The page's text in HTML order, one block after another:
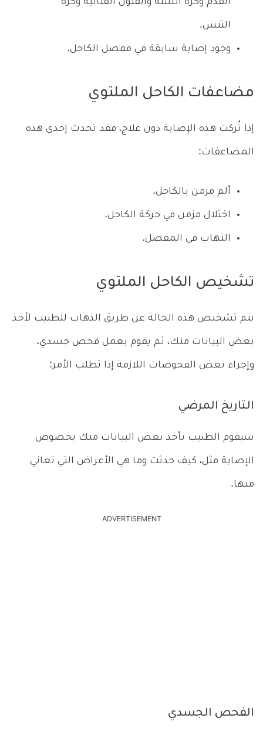
التنس.
وجود إصابة سابقة في مفصل الكاحل.
مضاعفات الكاحل الملتوي
إذا تُركت هذه الإصابة دون علاج، فقد تحدث إحدى هذه
المضاعفات:
ألم مزمن بالكاحل.
اختلال مزمن في حركة الكاحل.
التهاب في المفصل.
تشخيص الكاحل الملتوي
يتم تشخيص هذه الحالة عن طريق الذهاب للطبيب لأخذ
بعض البيانات منك، ثم يقوم بعمل فحص جسدي،
وإجراء بعض الفحوصات اللازمة إذا تطلب الأمر:
التاريخ المرضي
سيقوم الطبيب بأخذ بعض البيانات منك بخصوص
الإصابة مثل، كيف حدثت وما هي الأعراض التي تعاني
منها.
ADVERTISEMENT
الفحص الجسدي